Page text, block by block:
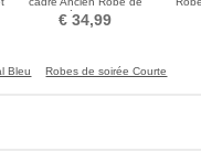
mariée Longue
€ 34,99
Bleu Robes de soirée Courte